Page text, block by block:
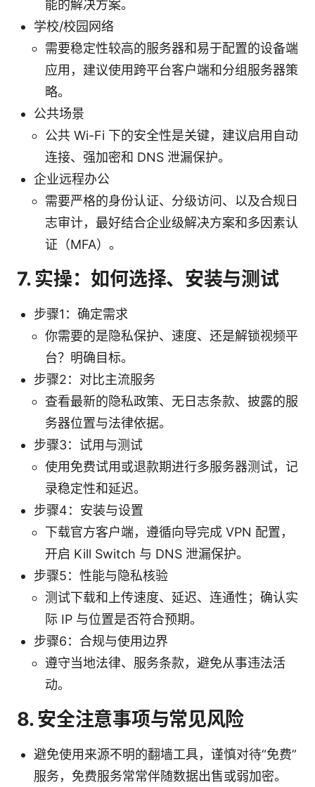
能的解决方案。
学校/校园网络
需要稳定性较高的服务器和易于配置的设备端
应用，建议使用跨平台客户端和分组服务器策
略。
公共场景
公共 Wi-Fi 下的安全性是关键，建议启用自动
连接、强加密和 DNS 泄漏保护。
企业远程办公
需要严格的身份认证、分级访问、以及合规日
志审计，最好结合企业级解决方案和多因素认
证（MFA）。
7. 实操：如何选择、安装与测试
步骤1：确定需求
你需要的是隐私保护、速度、还是解锁视频平
台？明确目标。
步骤2：对比主流服务
查看最新的隐私政策、无日志条款、披露的服
务器位置与法律依据。
步骤3：试用与测试
使用免费试用或退款期进行多服务器测试，记
录稳定性和延迟。
步骤4：安装与设置
下载官方客户端，遵循向导完成 VPN 配置，
开启 Kill Switch 与 DNS 泄漏保护。
步骤5：性能与隐私核验
测试下载和上传速度、延迟、连通性；确认实
际 IP 与位置是否符合预期。
步骤6：合规与使用边界
遵守当地法律、服务条款，避免从事违法活
动。
8. 安全注意事项与常见风险
避免使用来源不明的翻墙工具，谨慎对待“免费”
服务，免费服务常常伴随数据出售或弱加密。